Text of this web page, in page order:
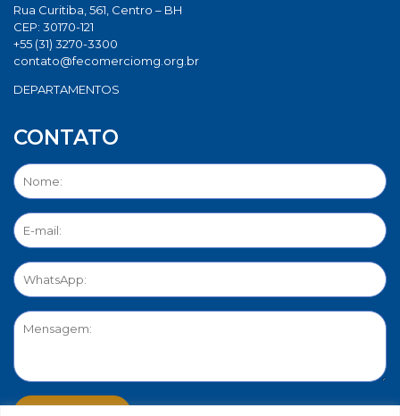
Rua Curitiba, 561, Centro – BH
CEP: 30170-121
+55 (31) 3270-3300
contato@fecomerciomg.org.br
DEPARTAMENTOS
CONTATO